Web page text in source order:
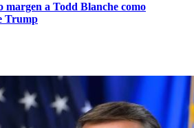
margen a Todd Blanche como
Trump